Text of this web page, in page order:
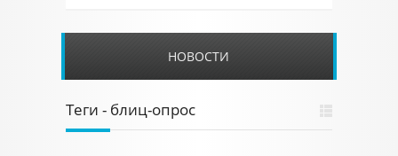
НОВОСТИ
Теги - блиц-опрос